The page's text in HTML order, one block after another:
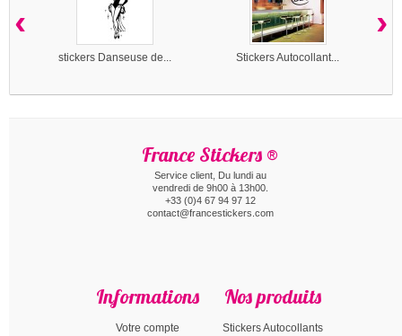
stickers Danseuse de... Stickers Autocollant...
‹ ›
France Stickers ®
Service client, Du lundi au
vendredi de 9h00 à 13h00.
+33 (0)4 67 94 97 12
contact@francestickers.com
Informations
Votre compte
Nos produits
Stickers Autocollants